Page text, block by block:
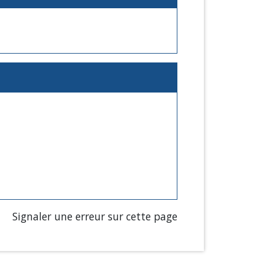
Signaler une erreur sur cette page